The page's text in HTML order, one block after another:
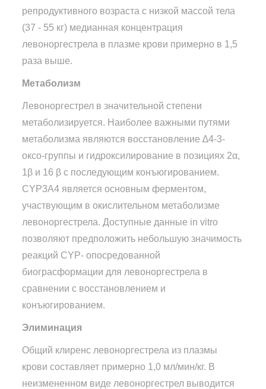
репродуктивного возраста с низкой массой тела
(37 - 55 кг) медианная концентрация
левоноргестрела в плазме крови примерно в 1,5
раза выше.
Метаболизм
Левоноргестрел в значительной степени
метаболизируется. Наиболее важными путями
метаболизма являются восстановление ∆4-3-
оксо-группы и гидроксилирование в позициях 2α,
1β и 16 β с последующим конъюгированием.
CYP3A4 является основным ферментом,
участвующим в окислительном метаболизме
левоноргестрела. Доступные данные in vitro
позволяют предположить небольшую значимость
реакций CYP- опосредованной
биограсформации для левоноргестрела в
сравнении с восстановлением и
конъюгированием.
Элиминация
Общий клиренс левоноргестрела из плазмы
крови составляет примерно 1,0 мл/мин/кг. В
неизмененном виде левоноргестрел выводится